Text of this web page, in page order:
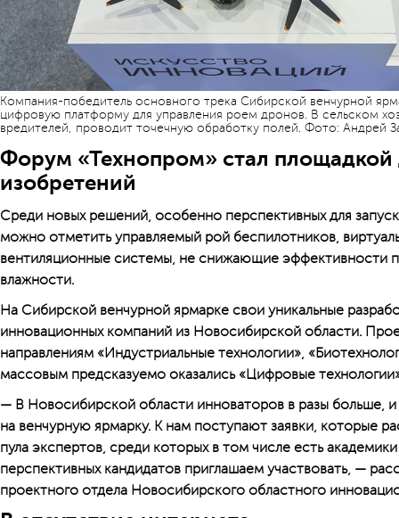
Компания-победитель основного трека Сибирской венчурной
цифровую платформу для управления роем дронов. В сельском
вредителей, проводит точечную обработку полей. Фото: Андрей
Форум «Технопром» стал
изобретений
Среди новых решений, особенно перспективных для
можно отметить управляемый рой беспилотников,
вентиляционные системы, не снижающие эффективности
влажности.
На Сибирской венчурной ярмарке свои уникальные
инновационных компаний из Новосибирской области.
направлениям «Индустриальные технологии»,
массовым предсказуемо оказались «Цифровые
— В Новосибирской области инноваторов в разы больше,
на венчурную ярмарку. К нам поступают заявки, которые
пула экспертов, среди которых в том числе есть
перспективных кандидатов приглашаем участвовать, —
проектного отдела Новосибирского областного